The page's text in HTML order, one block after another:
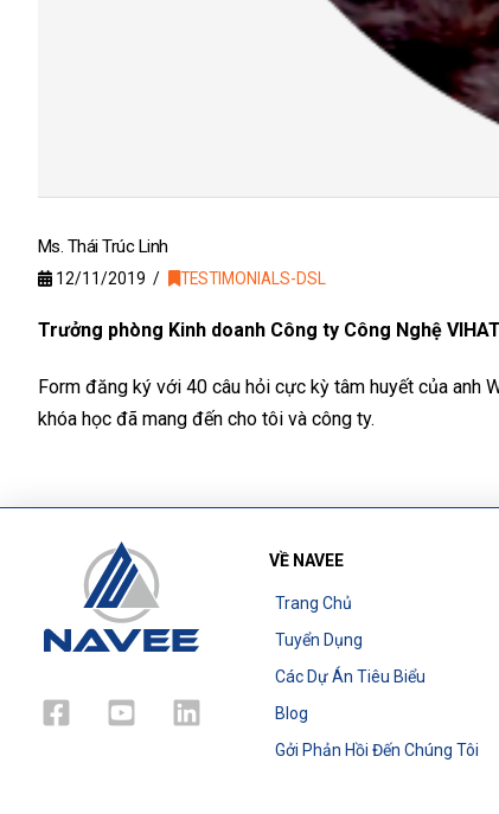
Ms. Thái Trúc Linh
12/11/2019 TESTIMONIALS-DSL
Trưởng phòng Kinh doanh Công ty Công Nghệ VIHAT
Form đăng ký với 40 câu hỏi cực kỳ tâm huyết của anh
khóa học đã mang đến cho tôi và công ty.
VỀ NAVEE
Trang Chủ
Tuyển Dụng
Các Dự Án Tiêu Biểu
Blog
Gởi Phản Hồi Đến Chúng Tôi